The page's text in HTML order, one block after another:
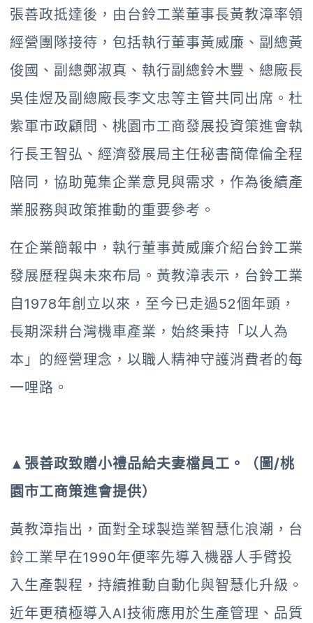
張善政抵達後，由台鈴工業董事長黃教漳率領
經營團隊接待，包括執行董事黃威廉、副總黃
俊國、副總鄭淑真、執行副總鈴木豐、總廠長
吳佳煜及副總廠長李文忠等主管共同出席。杜
紫軍市政顧問、桃園市工商發展投資策進會執
行長王智弘、經濟發展局主任秘書簡偉倫全程
陪同，協助蒐集企業意見與需求，作為後續產
業服務與政策推動的重要參考。
在企業簡報中，執行董事黃威廉介紹台鈴工業
發展歷程與未來布局。黃教漳表示，台鈴工業
自1978年創立以來，至今已走過52個年頭，
長期深耕台灣機車產業，始終秉持「以人為
本」的經營理念，以職人精神守護消費者的每
一哩路。
▲張善政致贈小禮品給夫妻檔員工。（圖/桃
園市工商策進會提供）
黃教漳指出，面對全球製造業智慧化浪潮，台
鈴工業早在1990年便率先導入機器人手臂投
入生產製程，持續推動自動化與智慧化升級。
近年更積極導入AI技術應用於生產管理、品質